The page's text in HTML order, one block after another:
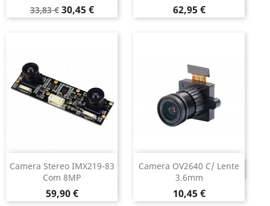
Preço
normal
33,83 € Preço
30,45 € Preço
62,95 €
Camera Stereo IMX219-83
Com 8MP
Preço
59,90 €
Camera OV2640 C/ Lente
3.6mm
Preço
10,45 €
DESCONTINUADO